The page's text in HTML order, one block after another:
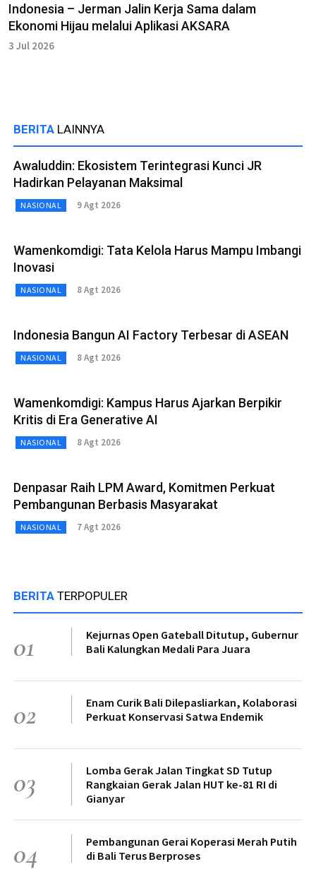
Indonesia – Jerman Jalin Kerja Sama dalam
Ekonomi Hijau melalui Aplikasi AKSARA
3 Jul 2026
BERITA LAINNYA
Awaluddin: Ekosistem Terintegrasi Kunci JR
Hadirkan Pelayanan Maksimal
NASIONAL 9 Agt 2026
Wamenkomdigi: Tata Kelola Harus Mampu Imbangi
Inovasi
NASIONAL 8 Agt 2026
Indonesia Bangun AI Factory Terbesar di ASEAN
NASIONAL 8 Agt 2026
Wamenkomdigi: Kampus Harus Ajarkan Berpikir
Kritis di Era Generative AI
NASIONAL 8 Agt 2026
Denpasar Raih LPM Award, Komitmen Perkuat
Pembangunan Berbasis Masyarakat
NASIONAL 7 Agt 2026
BERITA TERPOPULER
01
Kejurnas Open Gateball Ditutup, Gubernur
Bali Kalungkan Medali Para Juara
02
Enam Curik Bali Dilepasliarkan, Kolaborasi
Perkuat Konservasi Satwa Endemik
03
Lomba Gerak Jalan Tingkat SD Tutup
Rangkaian Gerak Jalan HUT ke-81 RI di
Gianyar
04
Pembangunan Gerai Koperasi Merah Putih
di Bali Terus Berproses